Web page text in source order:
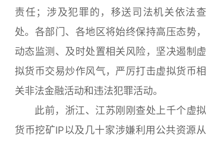
责任；涉及犯罪的，移送司法机关依法查
处。各部门、各地区将始终保持高压态势，
动态监测、及时处置相关风险，坚决遏制虚
拟货币交易炒作风气，严厉打击虚拟货币相
关非法金融活动和违法犯罪活动。
此前，浙江、江苏刚刚查处上千个虚拟
货币挖矿IP以及几十家涉嫌利用公共资源从